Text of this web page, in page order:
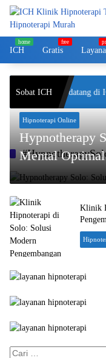
Langsung
konten
ICH Gratis
Sobat ICHSelamat datang di
Hipnoterapi Online
Hypnotherapy
Mental Optimal
Klinik
Cari